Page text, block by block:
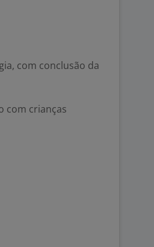
com conclusão da
com crianças